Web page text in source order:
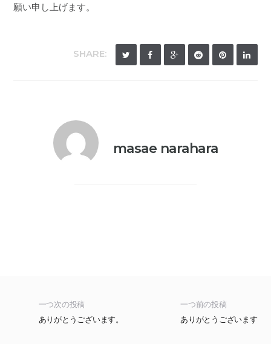
願い申し上げます。
SHARE:
masae narahara
一つ前の投稿
ありがとうございます
一つ次の投稿
ありがとうございます。